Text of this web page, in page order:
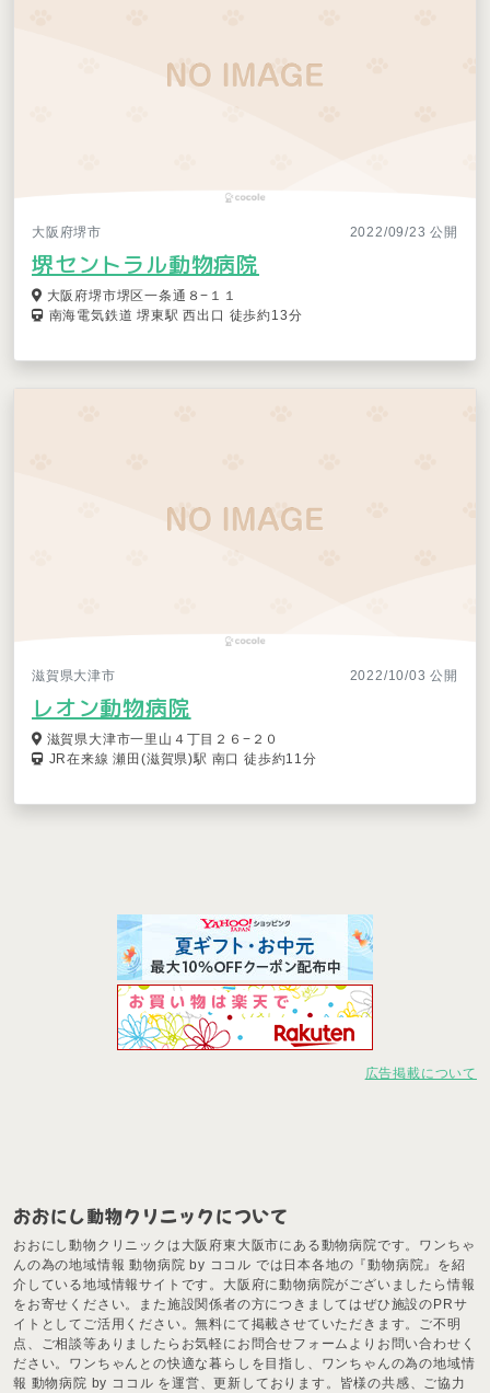
大阪府堺市 2022/09/23 公開
堺セントラル動物病院
大阪府堺市堺区一条通８−１１
南海電気鉄道 堺東駅 西出口 徒歩約13分
滋賀県大津市 2022/10/03 公開
レオン動物病院
滋賀県大津市一里山４丁目２６−２０
JR在来線 瀬田(滋賀県)駅 南口 徒歩約11分
広告掲載について
おおにし動物クリニックについて
おおにし動物クリニックは大阪府東大阪市にある動物病院です。ワンちゃ
んの為の地域情報 動物病院 by ココル では日本各地の『動物病院』を紹
介している地域情報サイトです。大阪府に動物病院がございましたら情報
をお寄せください。また施設関係者の方につきましてはぜひ施設のPRサ
イトとしてご活用ください。無料にて掲載させていただきます。ご不明
点、ご相談等ありましたらお気軽にお問合せフォームよりお問い合わせく
ださい。ワンちゃんとの快適な暮らしを目指し、ワンちゃんの為の地域情
報 動物病院 by ココル を運営、更新しております。皆様の共感、ご協力